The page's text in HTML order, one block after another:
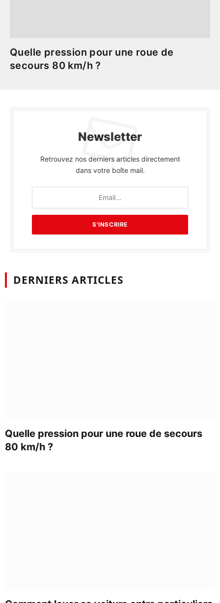
Quelle pression pour une roue de
secours 80 km/h ?
Newsletter
Retrouvez nos derniers articles directement
dans votre boîte mail.
DERNIERS ARTICLES
Quelle pression pour une roue de secours
80 km/h ?